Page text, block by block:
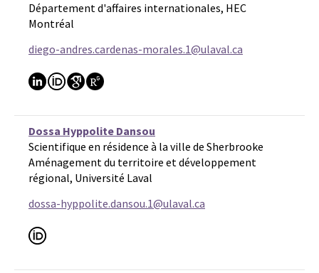
Département d'affaires internationales, HEC
Montréal
diego-andres.cardenas-morales.1@ulaval.ca
Dossa Hyppolite Dansou
Scientifique en résidence à la ville de Sherbrooke
Aménagement du territoire et développement
régional, Université Laval
dossa-hyppolite.dansou.1@ulaval.ca